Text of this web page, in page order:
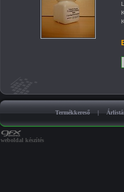
Termékkereső |
weboldal készítés